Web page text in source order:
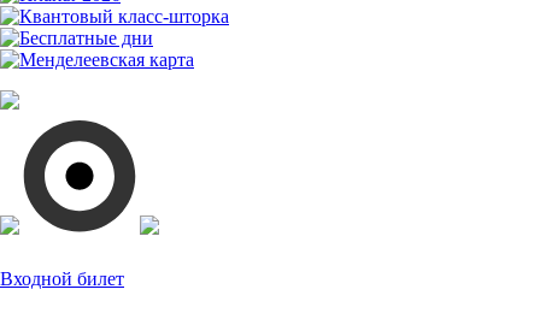
Входной билет